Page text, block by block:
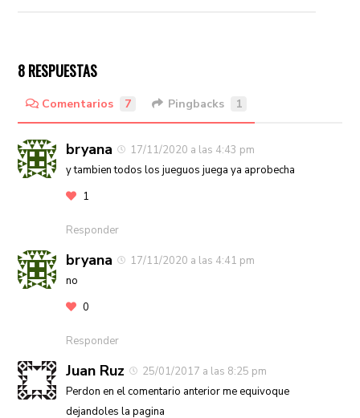
8 RESPUESTAS
Comentarios 7 Pingbacks 1
bryana
17/11/2020 a las 4:43 pm
y tambien todos los jueguos juega ya aprobecha
1
Responder
bryana
17/11/2020 a las 4:41 pm
no
0
Responder
Juan Ruz
25/01/2017 a las 8:25 pm
Perdon en el comentario anterior me equivoque
dejandoles la pagina